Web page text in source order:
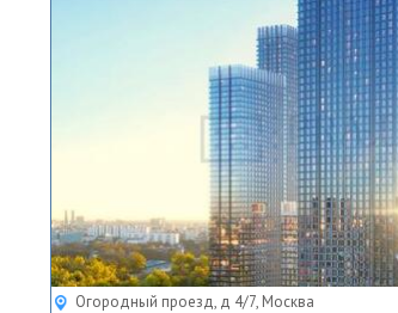
Огородный проезд, д 4/7, Москва